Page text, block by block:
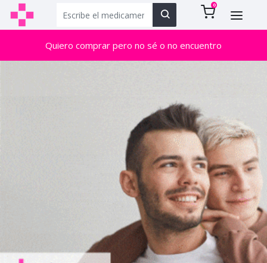
0
Quiero comprar pero no sé o no encuentro